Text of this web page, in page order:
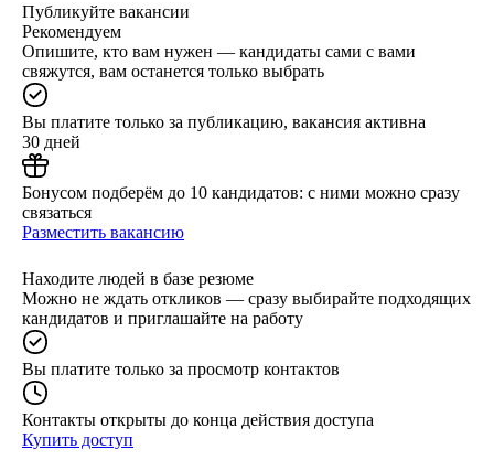
Публикуйте вакансии
Рекомендуем
Опишите, кто вам нужен — кандидаты сами с вами
свяжутся, вам останется только выбрать
Вы платите только за публикацию, вакансия активна
30 дней
Бонусом подберём до 10 кандидатов: с ними можно сразу
связаться
Разместить вакансию
Находите людей в базе резюме
Можно не ждать откликов — сразу выбирайте подходящих
кандидатов и приглашайте на работу
Вы платите только за просмотр контактов
Контакты открыты до конца действия доступа
Купить доступ